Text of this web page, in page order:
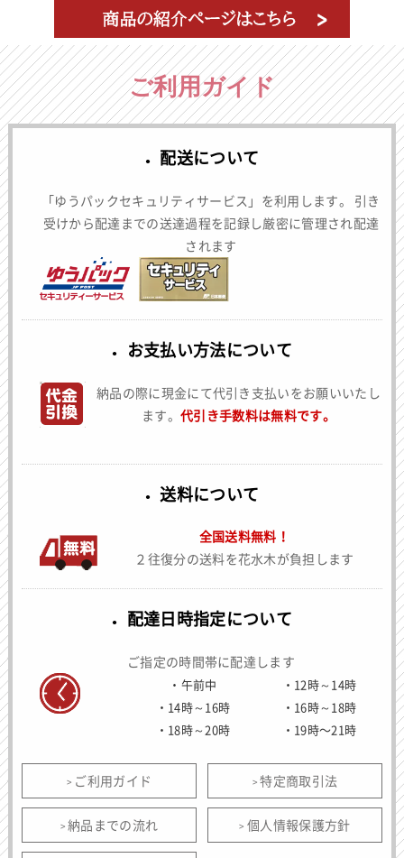
ご利用ガイド
配送について
「ゆうパックセキュリティサービス」を利用します。 引き
受けから配達までの送達過程を記録し厳密に管理され配達
されます
お支払い方法について
納品の際に現金にて代引き支払いをお願いいたし
ます。代引き手数料は無料です。
送料について
全国送料無料！
２往復分の送料を花水木が負担します
配達日時指定について
ご指定の時間帯に配達します
午前中
12時～14時
14時～16時
16時～18時
18時～20時
19時〜21時
ご利用ガイド 特定商取引法
納品までの流れ 個人情報保護方針